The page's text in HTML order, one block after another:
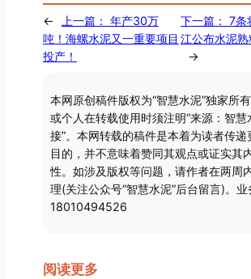
← 上一篇： 年产30万
吨！海螺水泥又一重要项目
投产！
下一篇： 7条
江公布水泥
→
本网原创稿件版权为“智慧水泥”独家所
或个人在转载使用时须注明“来源：智
接”。本网转载的稿件是本着为读者传递
目的，并不意味着赞同其观点或证实其
性。如涉及版权等问题，请作者在两周
理(关注公众号“智慧水泥”后台留言)。业
18010494526
阅读更多